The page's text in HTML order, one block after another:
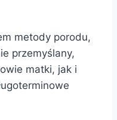
metody porodu,
przemyślany,
matki, jak i